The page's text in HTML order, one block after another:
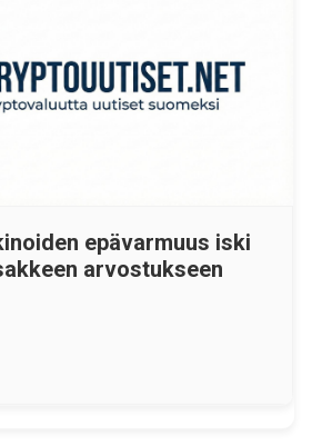
epävarmuus iski
arvostukseen